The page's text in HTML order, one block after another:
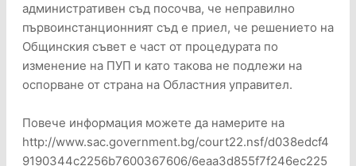
административен съд посочва, че неправилно
първоинстанционният съд е приел, че решението на
Общинския съвет е част от процедурата по
изменение на ПУП и като такова не подлежи на
оспорване от страна на Областния управител.
Повече информация можете да намерите на
http://www.sac.government.bg/court22.nsf/d038edcf4
9190344c2256b7600367606/6eaa3d855f7f246ec225